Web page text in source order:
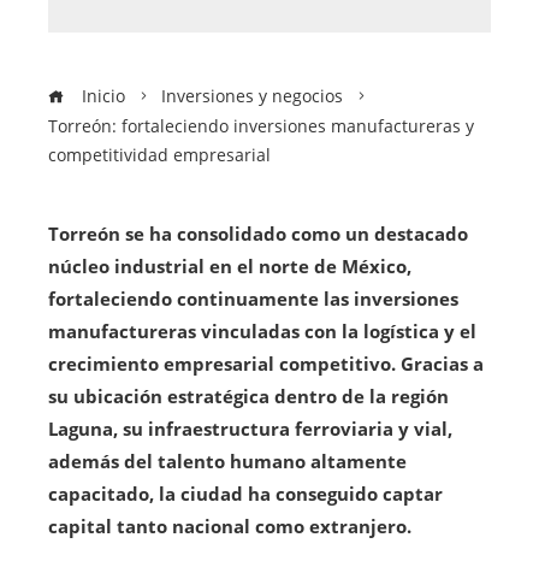
Inicio
Inversiones y negocios
Torreón: fortaleciendo inversiones manufactureras y
competitividad empresarial
Torreón se ha consolidado como un destacado
núcleo industrial en el norte de México,
fortaleciendo continuamente las inversiones
manufactureras vinculadas con la logística y el
crecimiento empresarial competitivo. Gracias a
su ubicación estratégica dentro de la región
Laguna, su infraestructura ferroviaria y vial,
además del talento humano altamente
capacitado, la ciudad ha conseguido captar
capital tanto nacional como extranjero.